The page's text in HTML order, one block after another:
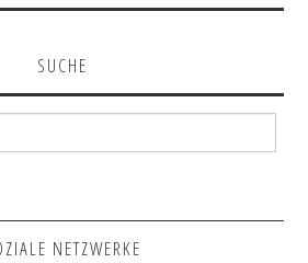
SUCHE
NETZWERKE